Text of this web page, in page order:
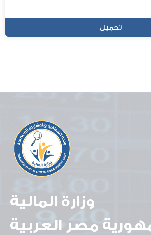
تحميل
وزارة المالية
مصر العربية